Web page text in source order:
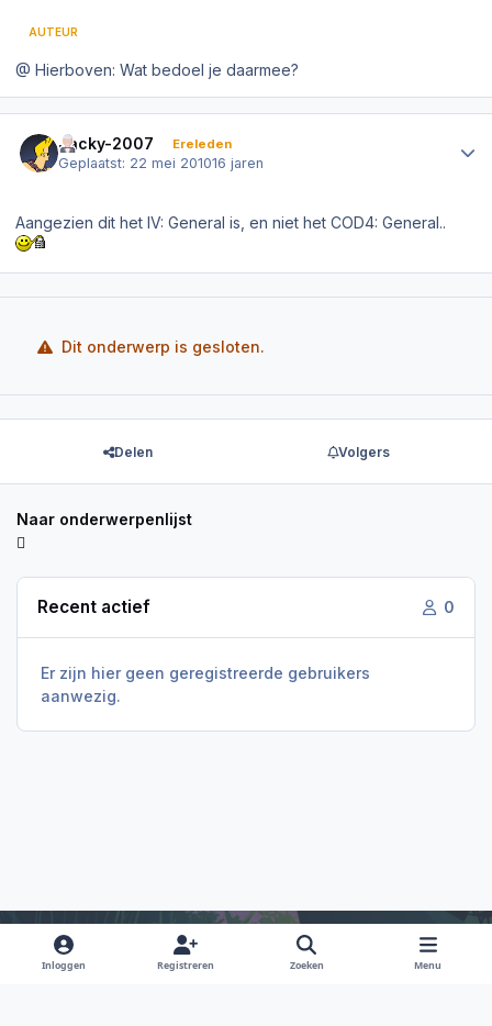
AUTEUR
@ Hierboven: Wat bedoel je daarmee?
Jacky-2007 Ereleden
Geplaatst: 22 mei 201016 jaren
Aangezien dit het IV: General is, en niet het COD4: General..
Dit onderwerp is gesloten.
Delen Volgers
Naar onderwerpenlijst
Recent actief 0
Er zijn hier geen geregistreerde gebruikers
aanwezig.
Light ModeDark ModeSystem Preference
Inloggen Registreren Zoeken Menu